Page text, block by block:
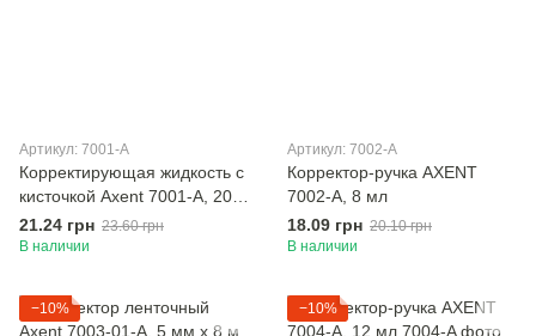
Артикул: 7001-A
Корректирующая жидкость с
кисточкой Axent 7001-A, 20
мл
21.24 грн 23.60 грн
В наличии
Артикул: 7002-A
Корректор-ручка AXENT
7002-A, 8 мл
18.09 грн 20.10 грн
В наличии
−10% −10%